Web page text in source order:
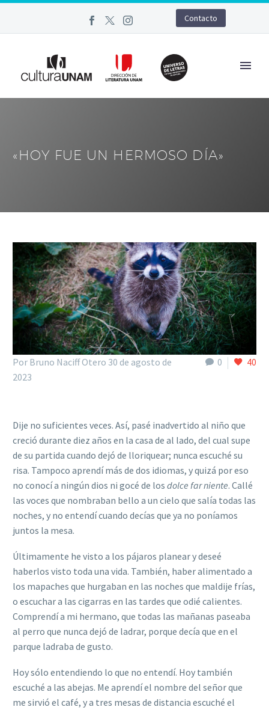
Contacto
«HOY FUE UN HERMOSO DÍA»
0 40
Por Bruno Naciff Otero 30 de agosto de
2023
Dije no suficientes veces. Así, pasé inadvertido al niño que
creció durante diez años en la casa de al lado, del cual supe
de su partida cuando dejó de lloriquear; nunca escuché su
risa. Tampoco aprendí más de dos idiomas, y quizá por eso
no conocí a ningún dios ni gocé de los dolce far niente. Callé
las voces que nombraban bello a un cielo que salía todas las
noches, y no entendí cuando decías que ya no poníamos
juntos la mesa.
Últimamente he visto a los pájaros planear y deseé
haberlos visto toda una vida. También, haber alimentado a
los mapaches que hurgaban en las noches que maldije frías,
o escuchar a las cigarras en las tardes que odié calientes.
Comprendí a mi hermano, que todas las mañanas paseaba
al perro que nunca dejó de ladrar, porque decía que en el
parque ladraba de gusto.
Hoy sólo entendiendo lo que no entendí. Hoy también
escuché a las abejas. Me aprendí el nombre del señor que
me sirvió el café, y a tres mesas de distancia escuché el